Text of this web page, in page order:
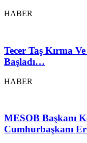
HABER
Tecer Taş Kırma
Başladı…
HABER
MESOB Başkanı
Cumhurbaşkanı